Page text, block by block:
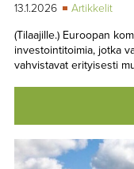
13.1.2026
Artikkelit
(Tilaajille.) Euroopan
investointitoimia, jotka
vahvistavat erityisesti